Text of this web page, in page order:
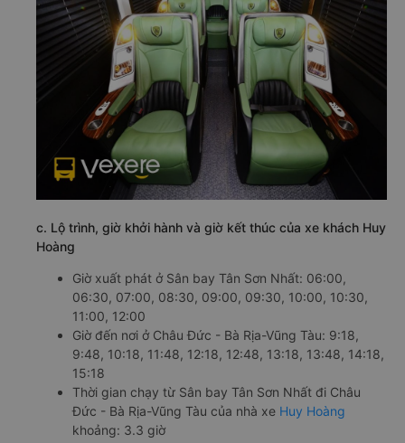
c. Lộ trình, giờ khởi hành và giờ kết thúc của xe khách Huy
Hoàng
Giờ xuất phát ở Sân bay Tân Sơn Nhất: 06:00,
06:30, 07:00, 08:30, 09:00, 09:30, 10:00, 10:30,
11:00, 12:00
Giờ đến nơi ở Châu Đức - Bà Rịa-Vũng Tàu: 9:18,
9:48, 10:18, 11:48, 12:18, 12:48, 13:18, 13:48, 14:18,
15:18
Thời gian chạy từ Sân bay Tân Sơn Nhất đi Châu
Đức - Bà Rịa-Vũng Tàu của nhà xe Huy Hoàng
khoảng: 3.3 giờ